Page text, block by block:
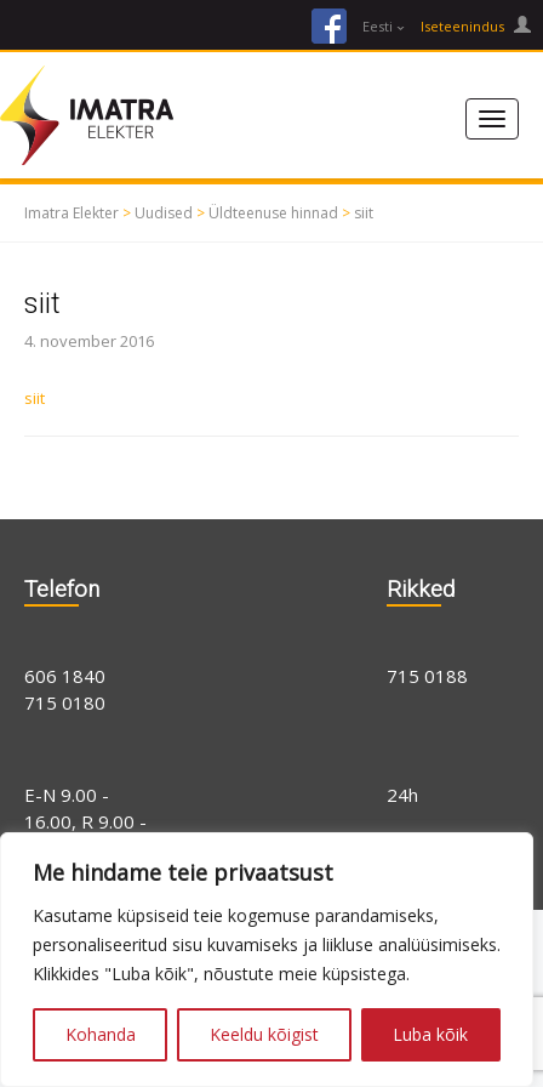
Me hindame teie privaatsust
Kasutame küpsiseid teie kogemuse parandamiseks,
personaliseeritud sisu kuvamiseks ja liikluse analüüsimiseks.
Klikkides "Luba kõik", nõustute meie küpsistega.
Kohanda Keeldu kõigist Luba kõik
facebookEesti Iseteenindus
Imatra Elekter > Uudised > Üldteenuse hinnad > siit
siit
4. november 2016
siit
Telefon Rikked
606 1840
715 0180
715 0188
E-N 9.00 -
16.00, R 9.00 -
24h